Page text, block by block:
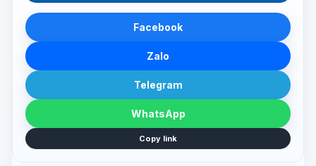
Facebook
Zalo
Telegram
WhatsApp
Copy link